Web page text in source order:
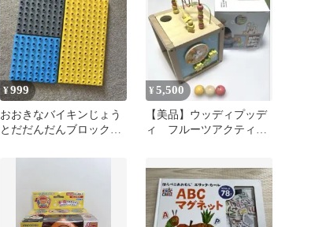
¥999
おおきなバイキンじょう
とだだんだんブロックバ
¥5,500
【美品】ウッディプッデ
ィ フルーツアクティビ